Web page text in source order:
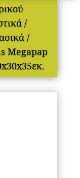
/
/
Megapap